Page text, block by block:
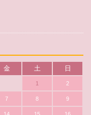
金 土 日
1 2
7 8 9